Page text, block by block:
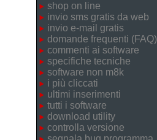
shop on line
invio sms gratis da web
invio e-mail gratis
domande frequenti (FAQ)
commenti ai software
specifiche tecniche
software non m8k
i più cliccati
ultimi inserimenti
tutti i software
download utility
controlla versione